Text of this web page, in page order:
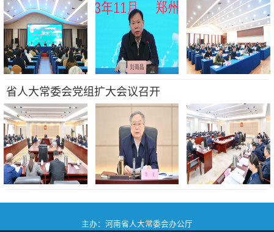
省人大常委会党组扩大会议召开
主办：河南省人大常委会办公厅